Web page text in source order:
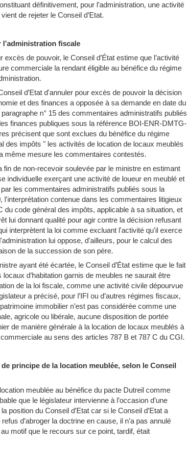
définitivement, pour l’administration, une activité
de rejeter le Conseil d’Etat.
fiscale
de pouvoir, le Conseil d’État estime que l’activité
commerciale la rendant éligible au bénéfice du régime
d’Etat d'annuler pour excès de pouvoir la décision
et des finances a opposée à sa demande en date du
n° 15 des commentaires administratifs publiés
finances publiques sous la référence BOI-ENR-DMTG-
précisent que sont exclues du bénéfice du régime
des impôts " les activités de location de locaux meublés
même mesure les commentaires contestés.
fin de non-recevoir soulevée par le ministre en estimant
individuelle exerçant une activité de loueur en meublé et
les commentaires administratifs publiés sous la
contenue dans les commentaires litigieux
code général des impôts, applicable à sa situation, et
lui donnant qualité pour agir contre la décision refusant
interprètent la loi comme excluant l'activité qu'il exerce
lui oppose, d'ailleurs, pour le calcul des
de la succession de son père.
ayant été écartée, le Conseil d’État estime que le fait
d’habitation garnis de meubles ne saurait être
de la loi fiscale, comme une activité civile dépourvue
a précisé, pour l’IFI ou d’autres régimes fiscaux,
immobilier n’est pas considérée comme une
agricole ou libérale, aucune disposition de portée
de manière générale à la location de locaux meublés à
au sens des articles 787 B et 787 C du CGI.
principe de la location meublée, selon le Conseil
meublée au bénéfice du pacte Dutreil comme
que le législateur intervienne à l’occasion d’une
position du Conseil d’Etat car si le Conseil d’Etat a
d’abroger la doctrine en cause, il n’a pas annulé
motif que le recours sur ce point, tardif, était